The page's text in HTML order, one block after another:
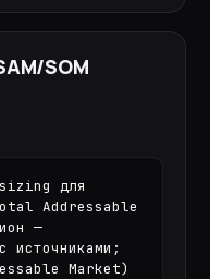
SOM
Addressable
—
источниками;
Market)